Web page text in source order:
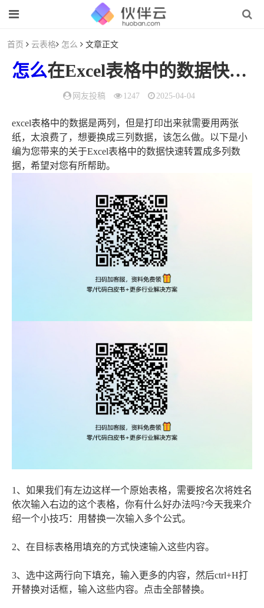
首页 云表格 怎么 文章正文
怎么在Excel表格中的数据快速转置成多列数据
网友投稿 1247 2025-04-04
excel表格中的数据是两列，但是打印出来就需要用两张
纸，太浪费了，想要换成三列数据，该怎么做。以下是小
编为您带来的关于Excel表格中的数据快速转置成多列数
据，希望对您有所帮助。
1、如果我们有左边这样一个原始表格，需要按名次将姓名
依次输入右边的这个表格，你有什么好办法吗?今天我来介
绍一个小技巧：用替换一次输入多个公式。
2、在目标表格用填充的方式快速输入这些内容。
3、选中这两行向下填充，输入更多的内容，然后ctrl+H打
开替换对话框，输入这些内容。点击全部替换。